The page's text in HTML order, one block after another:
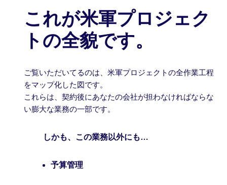
これが米軍プロジェク
トの全貌です。
ご覧いただいてるのは、米軍プロジェクトの全作業工程
をマップ化した図です。
これらは、契約後にあなたの会社が担わなければならな
い膨大な業務の一部です。
しかも、この業務以外にも…
予算管理